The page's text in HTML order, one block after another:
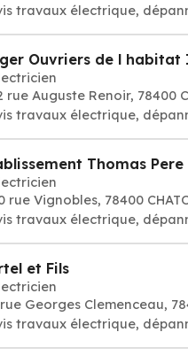
travaux électrique,
Ouvriers de l habitat
rue Auguste Renoir, 78400
travaux électrique,
Thomas Pere
rue Vignobles, 78400
travaux électrique,
et Fils
Georges Clemenceau,
travaux électrique,